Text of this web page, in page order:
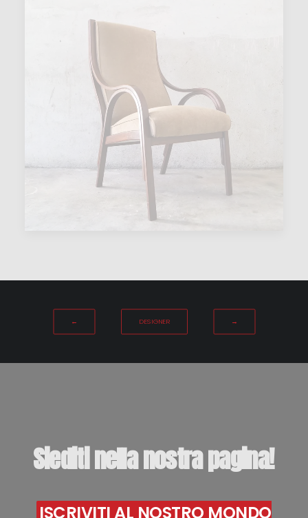
← DESIGNER →
Sieditinellanostrapagina!
ISCRIVITI AL NOSTRO MONDO